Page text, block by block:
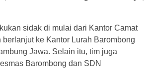
sidak di mulai dari Kantor Camat
berlanjut ke Kantor Lurah Barombong
Jawa. Selain itu, tim juga
Barombong dan SDN